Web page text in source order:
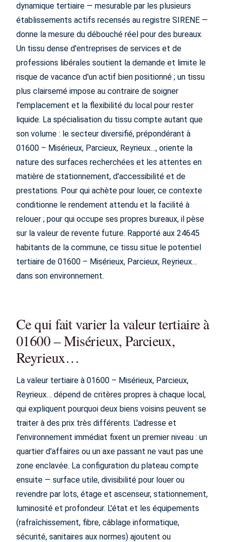
dynamique tertiaire — mesurable par les plusieurs
établissements actifs recensés au registre SIRENE —
donne la mesure du débouché réel pour des bureaux.
Un tissu dense d'entreprises de services et de
professions libérales soutient la demande et limite le
risque de vacance d'un actif bien positionné ; un tissu
plus clairsemé impose au contraire de soigner
l'emplacement et la flexibilité du local pour rester
liquide. La spécialisation du tissu compte autant que
son volume : le secteur diversifié, prépondérant à
01600 – Misérieux, Parcieux, Reyrieux…, oriente la
nature des surfaces recherchées et les attentes en
matière de stationnement, d'accessibilité et de
prestations. Pour qui achète pour louer, ce contexte
conditionne le rendement attendu et la facilité à
relouer ; pour qui occupe ses propres bureaux, il pèse
sur la valeur de revente future. Rapporté aux 24645
habitants de la commune, ce tissu situe le potentiel
tertiaire de 01600 – Misérieux, Parcieux, Reyrieux…
dans son environnement.
Ce qui fait varier la valeur tertiaire à
01600 – Misérieux, Parcieux,
Reyrieux…
La valeur tertiaire à 01600 – Misérieux, Parcieux,
Reyrieux… dépend de critères propres à chaque local,
qui expliquent pourquoi deux biens voisins peuvent se
traiter à des prix très différents. L'adresse et
l'environnement immédiat fixent un premier niveau : un
quartier d'affaires ou un axe passant ne vaut pas une
zone enclavée. La configuration du plateau compte
ensuite — surface utile, divisibilité pour louer ou
revendre par lots, étage et ascenseur, stationnement,
luminosité et profondeur. L'état et les équipements
(rafraîchissement, fibre, câblage informatique,
sécurité, sanitaires aux normes) ajoutent ou